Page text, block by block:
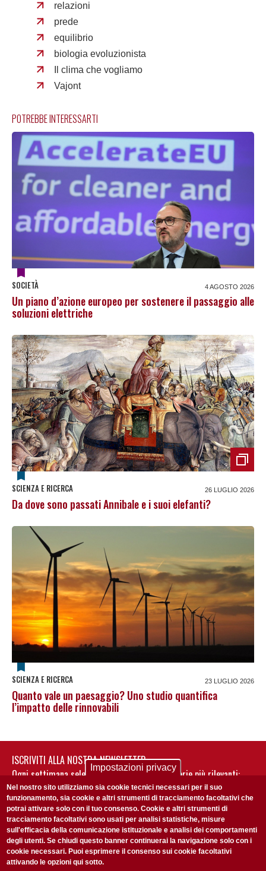
relazioni
prede
equilibrio
biologia evoluzionista
Il clima che vogliamo
Vajont
POTREBBE INTERESSARTI
SOCIETÀ 4 AGOSTO 2026
Un piano d’azione europeo per sostenere il passaggio alle
soluzioni elettriche
SCIENZA E RICERCA 26 LUGLIO 2026
Da dove sono passati Annibale e i suoi elefanti?
SCIENZA E RICERCA 23 LUGLIO 2026
Quanto vale un paesaggio? Uno studio quantifica
l’impatto delle rinnovabili
ISCRIVITI ALLA NOSTRA NEWSLETTER
Ogni settimana selezioniamo per te nostre storie più rilevanti:
non perderti gli aggiornamenti della nostra newsletter
Accetto laPrivacy Policy
Impostazioni privacy
Nel nostro sito utilizziamo sia cookie tecnici necessari per il suo
funzionamento, sia cookie e altri strumenti di tracciamento facoltativi che
potrai attivare solo con il tuo consenso. Cookie e altri strumenti di
tracciamento facoltativi sono usati per analisi statistiche, misure
sull'efficacia della comunicazione istituzionale e analisi dei comportamenti
degli utenti. Se chiudi questo banner continuerai la navigazione solo con i
cookie necessari. Puoi esprimere il consenso sui cookie facoltativi
attivando le opzioni qui sotto.